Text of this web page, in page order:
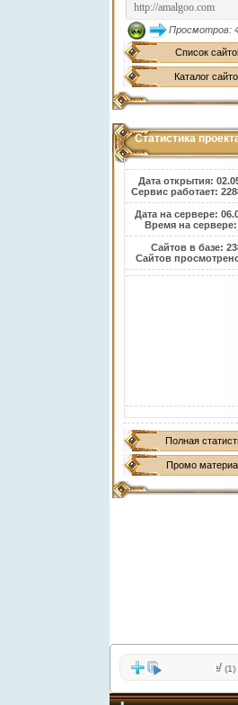
Просмотров:
Список
Каталог
Статистика
Дата открытия:
Сервис работает:
Дата на сервере:
Время на сервере:
Сайтов в базе:
Сайтов
Полная
Промо
http://jbprimecurves.store/ |